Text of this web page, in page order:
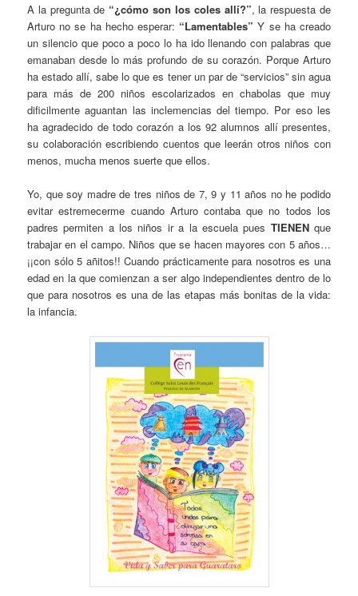
A la pregunta de “¿cómo son los coles allí?”, la respuesta de
Arturo no se ha hecho esperar: “Lamentables” Y se ha creado
un silencio que poco a poco lo ha ido llenando con palabras que
emanaban desde lo más profundo de su corazón. Porque Arturo
ha estado allí, sabe lo que es tener un par de “servicios” sin agua
para más de 200 niños escolarizados en chabolas que muy
dificilmente aguantan las inclemencias del tiempo. Por eso les
ha agradecido de todo corazón a los 92 alumnos allí presentes,
su colaboración escribiendo cuentos que leerán otros niños con
menos, mucha menos suerte que ellos.
Yo, que soy madre de tres niños de 7, 9 y 11 años no he podido
evitar estremecerme cuando Arturo contaba que no todos los
padres permiten a los niños ir a la escuela pues TIENENque
trabajar en el campo. Niños que se hacen mayores con 5 años…
¡¡con sólo 5 añitos!! Cuando prácticamente para nosotros es una
edad en la que comienzan a ser algo independientes dentro de lo
que para nosotros es una de las etapas más bonitas de la vida:
la infancia.